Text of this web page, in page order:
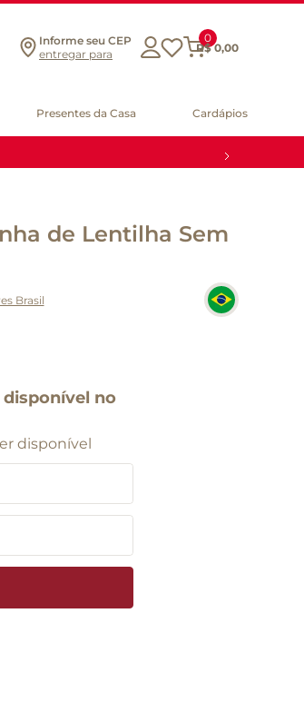
Informe seu CEP
entregar para
0
R$ 0,00
Presentes da Casa Cardápios
de Lentilha Sem
Brasil
no
disponível